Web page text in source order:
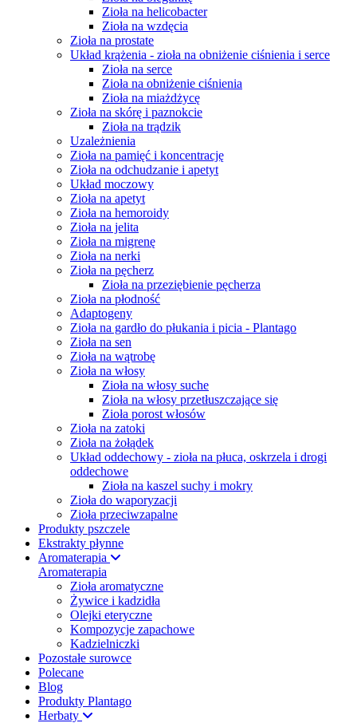
Zioła na helicobacter
Zioła na wzdęcia
Zioła na prostate
Układ krążenia - zioła na obniżenie ciśnienia i serce
Zioła na serce
Zioła na obniżenie ciśnienia
Zioła na miażdżycę
Zioła na skórę i paznokcie
Zioła na trądzik
Uzależnienia
Zioła na pamięć i koncentrację
Zioła na odchudzanie i apetyt
Układ moczowy
Zioła na apetyt
Zioła na hemoroidy
Zioła na jelita
Zioła na migrenę
Zioła na nerki
Zioła na pęcherz
Zioła na przeziębienie pęcherza
Zioła na płodność
Adaptogeny
Zioła na gardło do płukania i picia - Plantago
Zioła na sen
Zioła na wątrobę
Zioła na włosy
Zioła na włosy suche
Zioła na włosy przetłuszczające się
Zioła porost włosów
Zioła na zatoki
Zioła na żołądek
Układ oddechowy - zioła na płuca, oskrzela i drogi
oddechowe
Zioła na kaszel suchy i mokry
Zioła do waporyzacji
Zioła przeciwzapalne
Produkty pszczele
Ekstrakty płynne
Aromaterapia
Aromaterapia
Zioła aromatyczne
Żywice i kadzidła
Olejki eteryczne
Kompozycje zapachowe
Kadzielniczki
Pozostałe surowce
Polecane
Blog
Produkty Plantago
Herbaty